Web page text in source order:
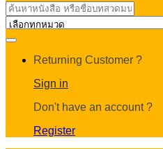
Search
for:
Returning Customer ?
Sign in
Don't have an account ?
Register